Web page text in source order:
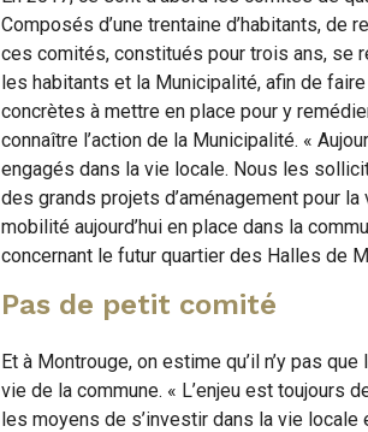
Composés d’une trentaine d’habitants,
ces comités, constitués pour trois ans, se
les habitants et la Municipalité, afin de
concrètes à mettre en place pour y
connaître l’action de la Municipalité. «
engagés dans la vie locale. Nous les
des grands projets d’aménagement pour
mobilité aujourd’hui en place dans la
concernant le futur quartier des Halles de
Pas de petit comité
Et à Montrouge, on estime qu’il n’y pas
vie de la commune. « L’enjeu est
les moyens de s’investir dans la vie